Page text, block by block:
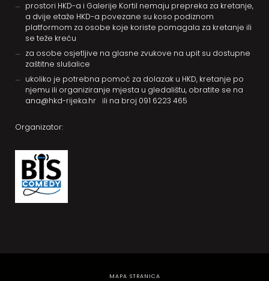
prostori HKD-a i Galerije Kortil nemaju prepreka za kretanje,
a dvije etaže HKD-a povezane su koso podiznom
platformom za osobe koje koriste pomagala za kretanje ili
se teže kreću
za osobe osjetljive na glasne zvukove na upit su dostupne
zaštitne slušalice
ukoliko je potrebna pomoć za dolazak u HKD, kretanje po
njemu ili organiziranje mjesta u gledalištu, obratite se na
ana@hkd-rijeka.hr
ili na broj 091 6223 465
Organizator:
MAPA STRANICA